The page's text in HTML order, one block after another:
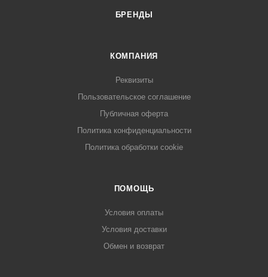
БРЕНДЫ
КОМПАНИЯ
Реквизиты
Пользовательское соглашение
Публичная оферта
Политика конфиденциальности
Политика обработки cookie
ПОМОЩЬ
Условия оплаты
Условия доставки
Обмен и возврат